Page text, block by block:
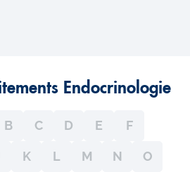
Endocrinologie
B C D E F
K L M N O